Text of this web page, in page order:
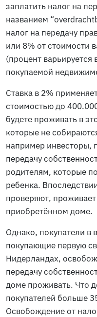
заплатить налог на
названием
налог на передачу
или 8% от стоимости
(процент варьируется
покупаемой
Ставка в 2%
стоимостью до
будете проживать в
которые не
например инвесторы,
передачу
родителям, которые
ребенка.
проверяют,
приобретённом доме.
Однако, покупатели в
покупающие первую
Нидерландах,
передачу
доме проживать. Что
покупателей больше
Освобождение от